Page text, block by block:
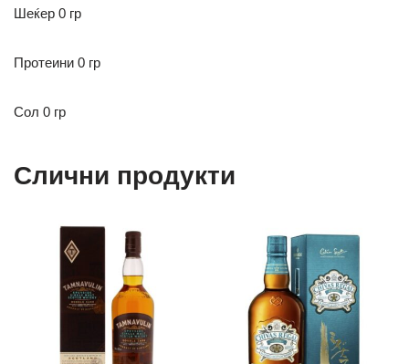
Шеќер 0 гр
Протеини 0 гр
Сол 0 гр
Слични продукти